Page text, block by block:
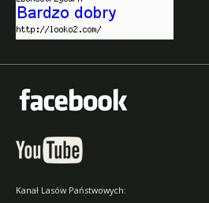
Kanał Lasów Państwowych: